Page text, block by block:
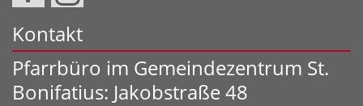
Kontakt
Pfarrbüro im Gemeindezentrum St.
Bonifatius: Jakobstraße 48